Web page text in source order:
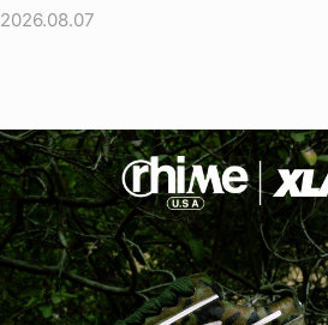
2026.08.07